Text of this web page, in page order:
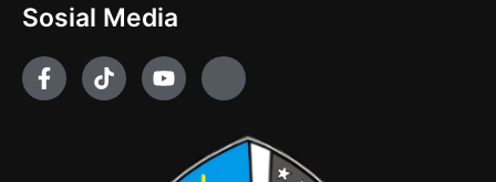
Sosial Media
F
a
T
i
Y
o
J
i